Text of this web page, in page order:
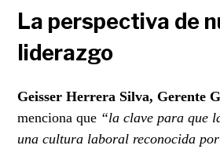
La perspectiva de
liderazgo
Geisser Herrera Silva, Gerente
menciona que “la clave para que
una cultura laboral reconocida